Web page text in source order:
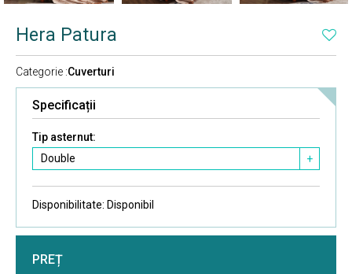
Hera Patura
Categorie :Cuverturi
Specificații
Tip asternut:
Double
+
Disponibilitate: Disponibil
PREȚ